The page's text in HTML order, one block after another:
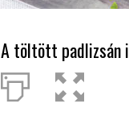
A töltött padlizsán